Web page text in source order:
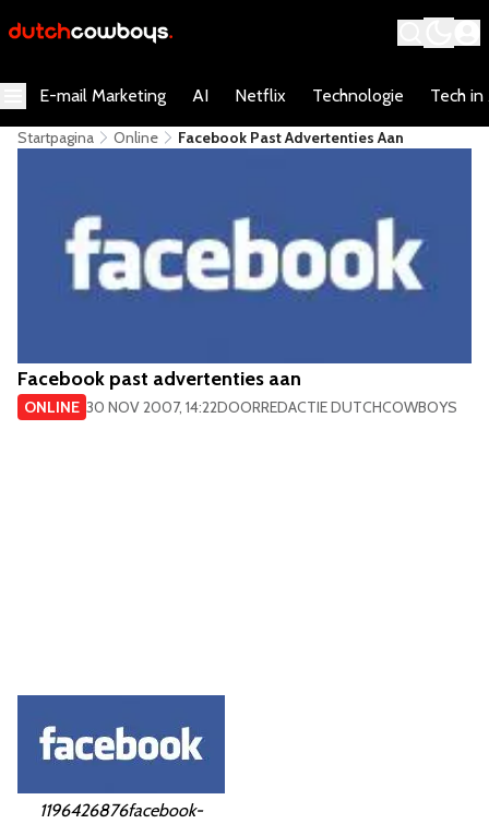
E-mail Marketing AI Netflix Technologie Tech in
Startpagina Online Facebook Past Advertenties Aan
Facebook past advertenties aan
ONLINE 30 NOV 2007, 14:22DOORREDACTIE DUTCHCOWBOYS
1196426876facebook-